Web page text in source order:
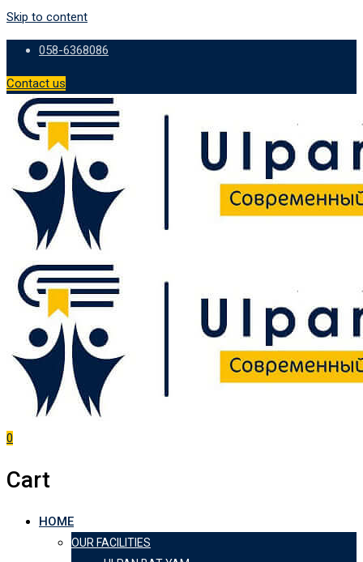
Skip to content
058-6368086
Contact us
0
Cart
HOME
OUR FACILITIES